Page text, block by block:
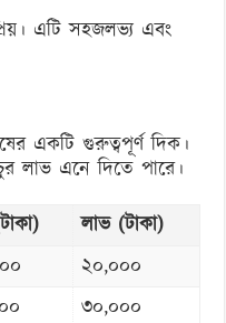
এটি সহজলভ্য এবং
একটি গুরুত্বপূর্ণ দিক।
লাভ এনে দিতে পারে।
লাভ (টাকা)
২০,০০০
৩০,০০০